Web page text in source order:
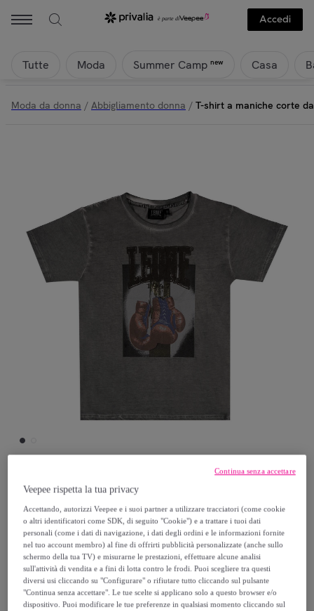
Accedi
Tutte Moda Summer Camp new Casa
Moda da donna / Abbigliamento donna / T-shirt a maniche corte
Leone 1947 Apparel
T-shirt a maniche corte da bambino con
stampa "Washed"
14,99 €
Veepee rispetta la tua privacy
Accettando, autorizzi Veepee e i suoi partner a utilizzare tracciatori (come cookie
o altri identificatori come SDK, di seguito "Cookie") e a trattare i tuoi dati
personali (come i dati di navigazione, i dati degli ordini e le informazioni fornite
nel tuo account membro) al fine di offrirti pubblicità personalizzate (anche sullo
schermo della tua TV) e misurarne le prestazioni, effettuare alcune analisi
sull'attività di vendita e a fini di lotta contro le frodi. Puoi scegliere tra questi
diversi usi cliccando su "Configurare" o rifiutare tutto cliccando sul pulsante
"Continua senza accettare". Le tue scelte si applicano solo a questo browser e/o
dispositivo. Puoi modificare le tue preferenze in qualsiasi momento cliccando sul
Continua senza accettare